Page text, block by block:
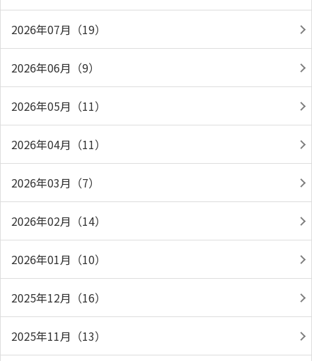
2026年07月（19）
2026年06月（9）
2026年05月（11）
2026年04月（11）
2026年03月（7）
2026年02月（14）
2026年01月（10）
2025年12月（16）
2025年11月（13）